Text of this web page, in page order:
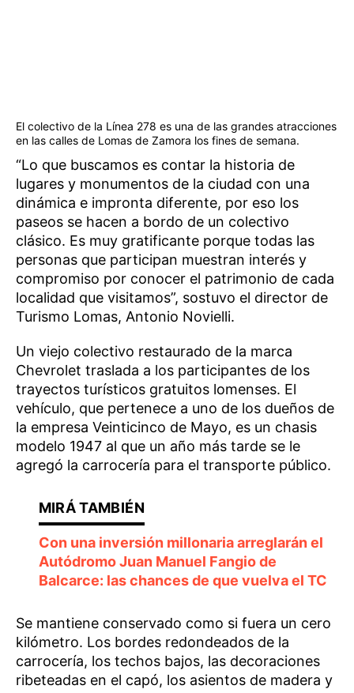
El colectivo de la Línea 278 es una de las grandes atracciones
en las calles de Lomas de Zamora los fines de semana.
“Lo que buscamos es contar la historia de
lugares y monumentos de la ciudad con una
dinámica e impronta diferente, por eso los
paseos se hacen a bordo de un colectivo
clásico. Es muy gratificante porque todas las
personas que participan muestran interés y
compromiso por conocer el patrimonio de cada
localidad que visitamos”, sostuvo el director de
Turismo Lomas, Antonio Novielli.
Un viejo colectivo restaurado de la marca
Chevrolet traslada a los participantes de los
trayectos turísticos gratuitos lomenses. El
vehículo, que pertenece a uno de los dueños de
la empresa Veinticinco de Mayo, es un chasis
modelo 1947 al que un año más tarde se le
agregó la carrocería para el transporte público.
Con una inversión millonaria arreglarán el
Autódromo Juan Manuel Fangio de
Balcarce: las chances de que vuelva el TC
Se mantiene conservado como si fuera un cero
kilómetro. Los bordes redondeados de la
carrocería, los techos bajos, las decoraciones
ribeteadas en el capó, los asientos de madera y